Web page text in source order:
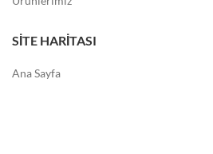
SITE HARITASI
Ana Sayfa